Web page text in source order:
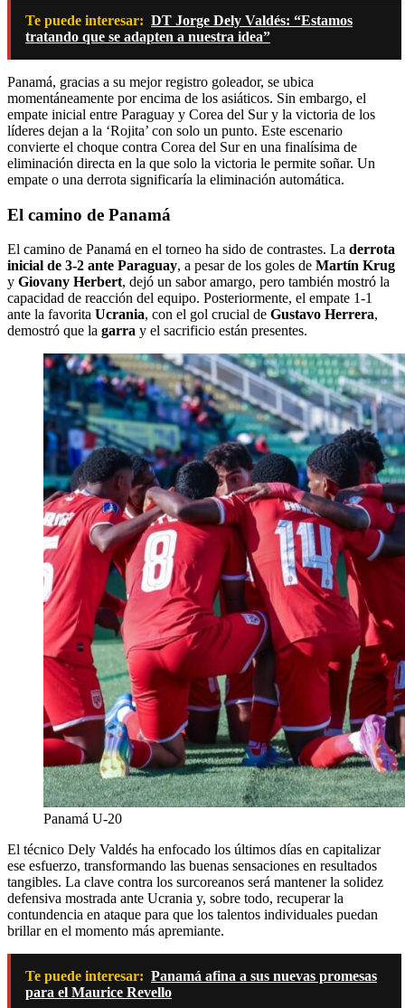
Te puede interesar: DT Jorge Dely Valdés: “Estamos
tratando que se adapten a nuestra idea”
Panamá, gracias a su mejor registro goleador, se ubica
momentáneamente por encima de los asiáticos. Sin embargo, el
empate inicial entre Paraguay y Corea del Sur y la victoria de los
líderes dejan a la ‘Rojita’ con solo un punto. Este escenario
convierte el choque contra Corea del Sur en una finalísima de
eliminación directa en la que solo la victoria le permite soñar. Un
empate o una derrota significaría la eliminación automática.
El camino de Panamá
El camino de Panamá en el torneo ha sido de contrastes. La derrota
inicial de 3-2 ante Paraguay, a pesar de los goles de Martín Krug
y Giovany Herbert, dejó un sabor amargo, pero también mostró la
capacidad de reacción del equipo. Posteriormente, el empate 1-1
ante la favorita Ucrania, con el gol crucial de Gustavo Herrera,
demostró que la garra y el sacrificio están presentes.
Panamá U-20
El técnico Dely Valdés ha enfocado los últimos días en capitalizar
ese esfuerzo, transformando las buenas sensaciones en resultados
tangibles. La clave contra los surcoreanos será mantener la solidez
defensiva mostrada ante Ucrania y, sobre todo, recuperar la
contundencia en ataque para que los talentos individuales puedan
brillar en el momento más apremiante.
Te puede interesar: Panamá afina a sus nuevas promesas
para el Maurice Revello